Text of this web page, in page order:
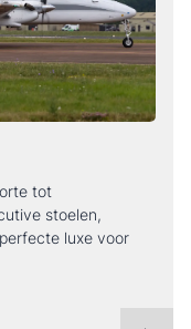
tot
stoelen,
luxe voor